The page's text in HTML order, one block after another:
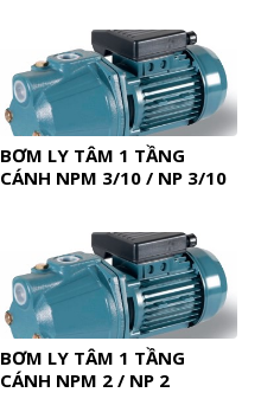
BƠM LY TÂM 1 TẦNG
CÁNH NPM 3/10 / NP 3/10
BƠM LY TÂM 1 TẦNG
CÁNH NPM 2 / NP 2